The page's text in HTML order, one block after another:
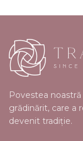
Povestea
grădinărit, care a
devenit tradiţie.